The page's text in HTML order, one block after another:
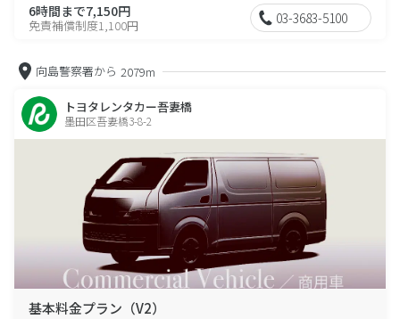
6時間まで7,150円
免責補償制度1,100円 03-3683-5100
向島警察署から 2079m
トヨタレンタカー吾妻橋
墨田区吾妻橋3-8-2
基本料金プラン（V2）